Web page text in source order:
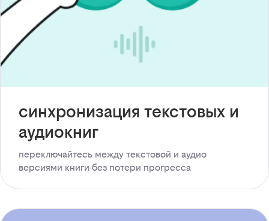
синхронизация текстовых и
аудиокниг
переключайтесь между текстовой и аудио
версиями книги без потери прогресса